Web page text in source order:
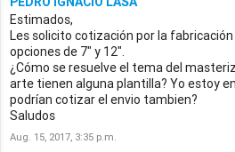
Estimados,
Les solicito cotización por la
opciones de 7" y 12".
¿Cómo se resuelve el tema del
arte tienen alguna plantilla? Yo estoy
podrían cotizar el envio tambien?
Saludos
Aug. 15, 2017, 3:35 p.m.